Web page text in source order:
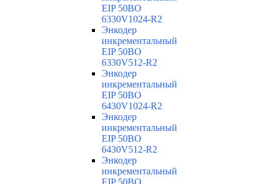
EIP 50BO
6330V1024-R2
Энкодер
инкрементальный
EIP 50BO
6330V512-R2
Энкодер
инкрементальный
EIP 50BO
6430V1024-R2
Энкодер
инкрементальный
EIP 50BO
6430V512-R2
Энкодер
инкрементальный